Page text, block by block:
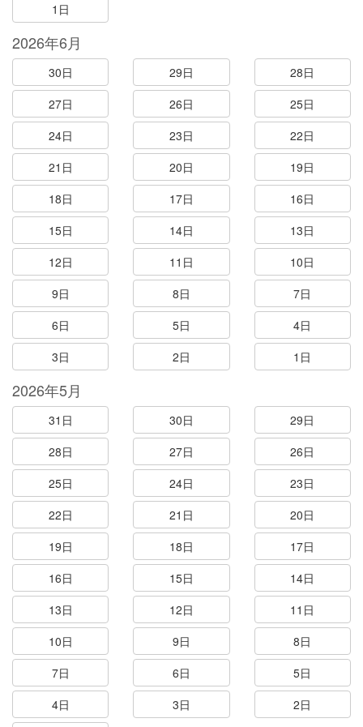
1日
2026年6月
30日 29日
28日
27日
26日
25日
24日
23日
22日
21日
20日
19日
18日
17日
16日
15日
14日
13日
12日
11日
10日
9日
8日
7日
6日
5日
4日
3日
2日 1日
2026年5月
31日 30日
29日
28日
27日
26日
25日
24日
23日
22日
21日
20日
19日
18日
17日
16日
15日
14日
13日
12日
11日
10日
9日
8日
7日
6日
5日
4日
3日
2日